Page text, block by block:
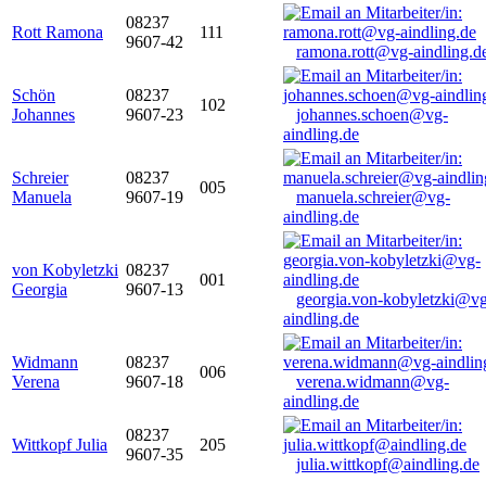
Rott Ramona
08237
9607-42
111
ramona.rott@vg-
Schön
Johannes
08237
9607-23
102
johannes.schoen@vg-
aindling.de
Schreier
Manuela
08237
9607-19
005
manuela.schreier@vg-
aindling.de
von Kobyletzki
Georgia
08237
9607-13
001
georgia.von-
aindling.de
Widmann
Verena
08237
9607-18
006
verena.widmann@vg-
aindling.de
Wittkopf Julia
08237
9607-35
205
julia.wittkopf@aindling.de